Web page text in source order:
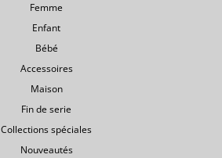
Femme
Enfant
Bébé
Accessoires
Maison
Fin de serie
Collections spéciales
Nouveautés